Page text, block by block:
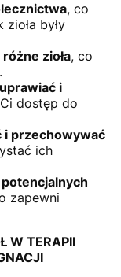
, co
były
zioła, co
i
dostęp do
i przechowywać
ich
zapewni
W TERAPII